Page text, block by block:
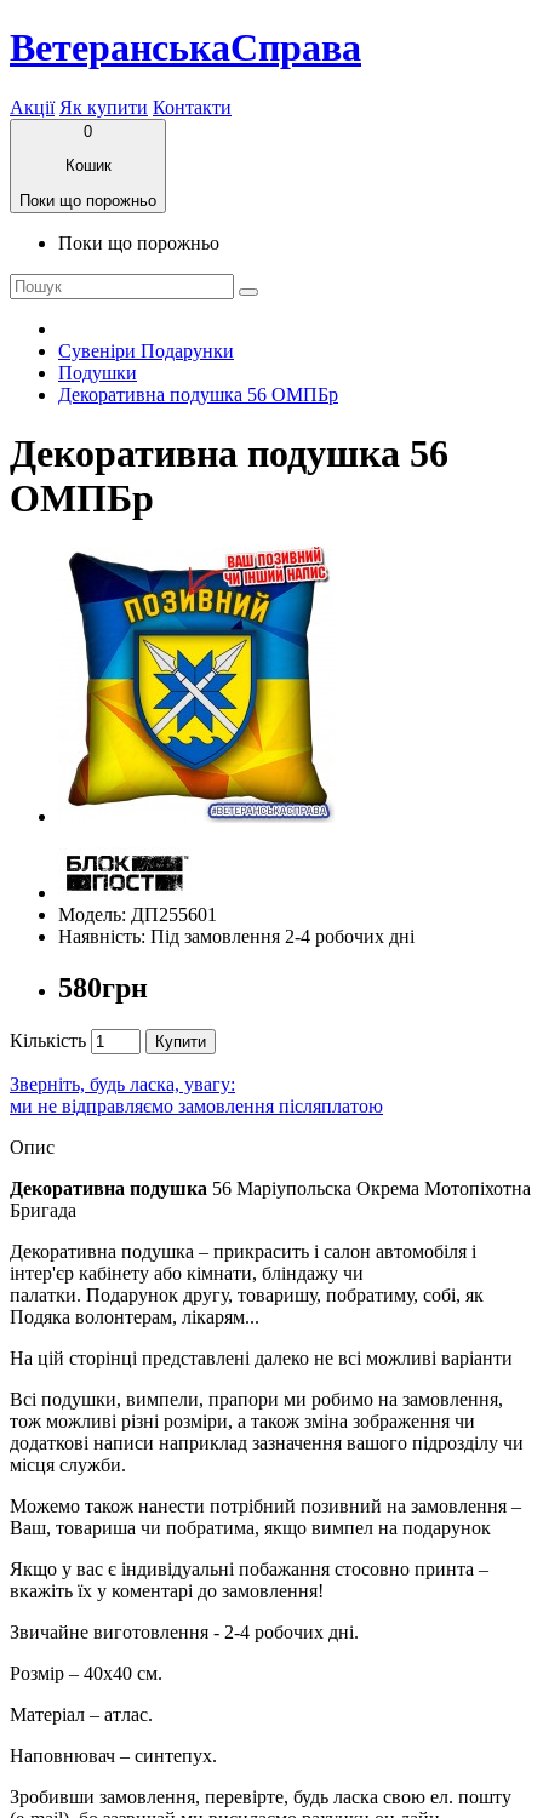
ВетеранськаСправа
Акції Як купити Контакти
0
Кошик
Поки що порожньо
Поки що порожньо
Сувеніри Подарунки
Подушки
Декоративна подушка 56 ОМПБр
Декоративна подушка 56
ОМПБр
Модель: ДП255601
Наявність: Під замовлення 2-4 робочих дні
580грн
Кількість Купити
Зверніть, будь ласка, увагу:
ми не відправляємо замовлення післяплатою
Опис
Декоративна подушка 56 Маріупольска Окрема Мотопіхотна
Бригада
Декоративна подушка – прикрасить і салон автомобіля і
інтер'єр кабінету або кімнати, бліндажу чи
палатки. Подарунок другу, товаришу, побратиму, собі, як
Подяка волонтерам, лікарям...
На цій сторінці представлені далеко не всі можливі варіанти
Всі подушки, вимпели, прапори ми робимо на замовлення,
тож можливі різні розміри, а також зміна зображення чи
додаткові написи наприклад зазначення вашого підрозділу чи
місця служби.
Можемо також нанести потрібний позивний на замовлення –
Ваш, товариша чи побратима, якщо вимпел на подарунок
Якщо у вас є індивідуальні побажання стосовно принта –
вкажіть їх у коментарі до замовлення!
Звичайне виготовлення - 2-4 робочих дні.
Розмір – 40х40 см.
Матеріал – атлас.
Наповнювач – синтепух.
Зробивши замовлення, перевірте, будь ласка свою ел. пошту